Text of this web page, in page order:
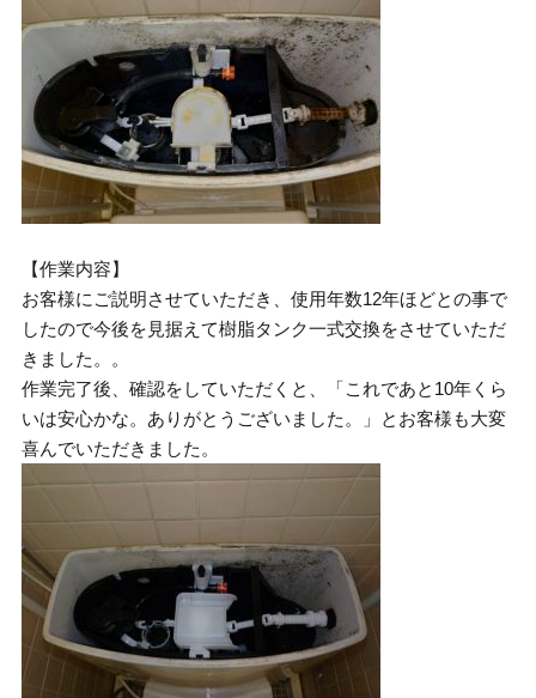
【作業内容】
お客様にご説明させていただき、使用年数12年ほどとの事で
したので今後を見据えて樹脂タンク一式交換をさせていただ
きました。。
作業完了後、確認をしていただくと、「これであと10年くら
いは安心かな。ありがとうございました。」とお客様も大変
喜んでいただきました。